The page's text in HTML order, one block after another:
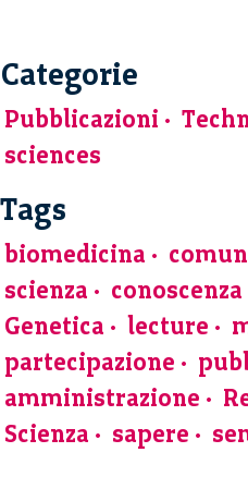
Categorie
Pubblicazioni
sciences
Tags
biomedicina
scienza
conoscenza
Genetica
lecture
partecipazione
amministrazione
Scienza
sapere